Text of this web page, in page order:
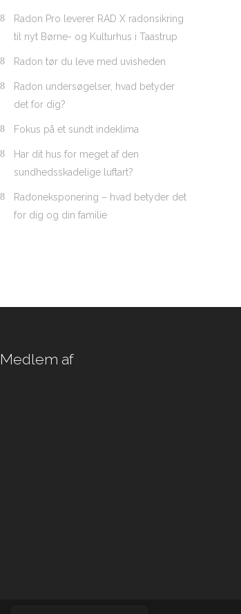
Radon Pro leverer RAD X radonsikring
til nyt Børne- og Kulturhus i Taastrup
Radon tør du leve med uvisheden
Radon undersøgelser, hvad betyder
det for dig?
Fokus på et sundt indeklima
Har dit hus for meget af den
sundhedsskadelige luftart?
Radoneksponering – hvad betyder det
for dig og din familie
Medlem af